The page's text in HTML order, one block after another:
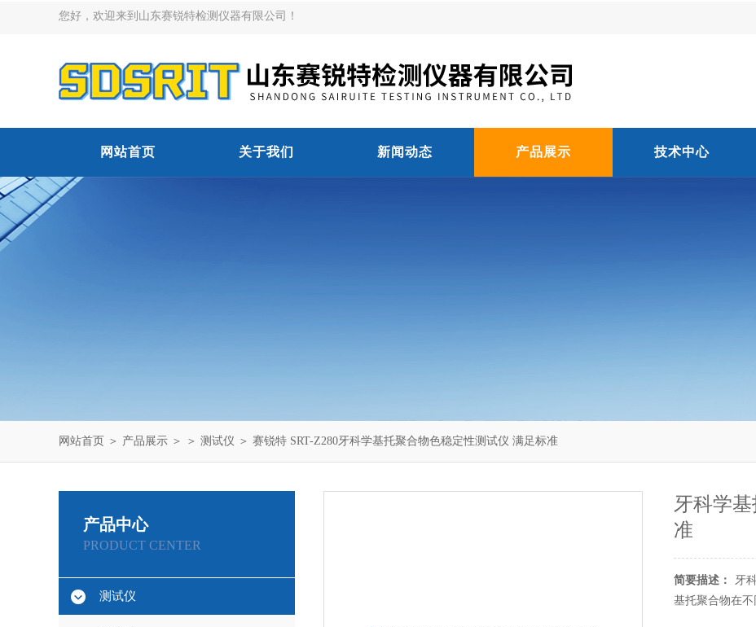
您好，欢迎来到山东赛锐特检测仪器有限公司！
网站首页 关于我们 新闻动态 产品展示 技术中心
网站首页 ＞ 产品展示 ＞ ＞ 测试仪 ＞ 赛锐特 SRT-Z280牙科学基托聚合物色稳定性测试仪 满足标准
产品中心
PRODUCT CENTER
测试仪
牙科学
准
简要描述：
牙
基托聚合物在不